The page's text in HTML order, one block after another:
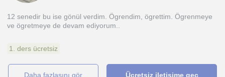
12 senedir bu ise gönül verdim. Ögrendim, ögrettim. Ögrenmeye
ve ögretmeye de devam ediyorum..
1. ders ücretsiz
daha fazlasını gör Ücretsiz iletişime geç